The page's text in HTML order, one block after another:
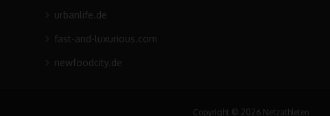
urbanlife.de
fast-and-luxurious.com
newfoodcity.de
Copyright © 2026 Netzathleten